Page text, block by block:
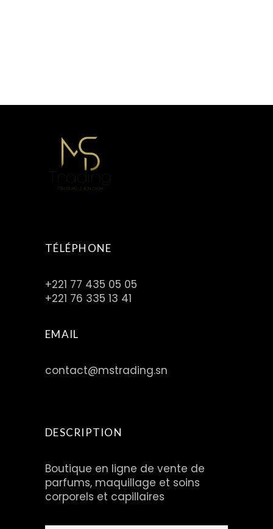
TÉLÉPHONE
+221 77 435 05 05
+221 76 335 13 41
EMAIL
contact@mstrading.sn
DESCRIPTION
Boutique en ligne de vente de
parfums, maquillage et soins
corporels et capillaires